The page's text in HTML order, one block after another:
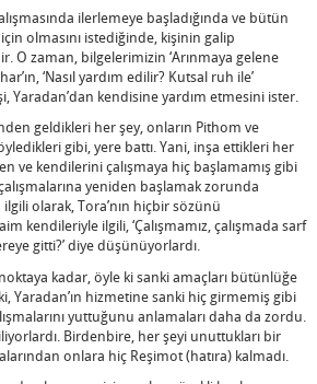
Nedir?
Yoktu" Demesi Ne Anlama Geliyor?
Anlama Gelir?
Nedir?
Nedir?
Gelir?
ilerlemeye başladığında ve bütün
olmasını istediğinde, kişinin galip
O zaman, bilgelerimizin ‘Arınmaya gelene
‘Nasıl yardım edilir? Kutsal ruh ile’
Yaradan’dan kendisine yardım etmesini ister.
geldikleri her şey, onların Pithom ve
gibi, yere battı. Yani, inşa ettikleri her
ve kendilerini çalışmaya hiç başlamamış gibi
yeniden başlamak zorunda
ilgili olarak, Tora’nın hiçbir sözünü
kendileriyle ilgili, ‘Çalışmamız, çalışmada sarf
gitti?’ diye düşünüyorlardı.
noktaya kadar, öyle ki sanki amaçları bütünlüğe
Yaradan’ın hizmetine sanki hiç girmemiş gibi
yuttuğunu anlamaları daha da zordu.
Birdenbire, her şeyi unuttukları bir
onlara hiç Reşimot (hatıra) kalmadı.